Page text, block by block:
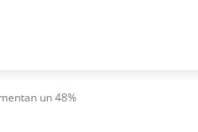
un 48%